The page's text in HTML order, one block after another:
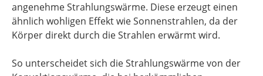
angenehme Strahlungswärme. Diese erzeugt einen
ähnlich wohligen Effekt wie Sonnenstrahlen, da der
Körper direkt durch die Strahlen erwärmt wird.
So unterscheidet sich die Strahlungswärme von der